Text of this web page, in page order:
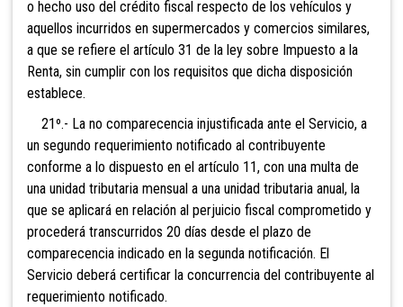
o hecho uso del crédito fiscal respecto de los vehículos y
aquellos incurridos en supermercados y comercios similares,
a que se refiere el artículo 31 de la ley sobre Impuesto a la
Renta, sin cumplir con los requisitos que dicha disposición
establece.
21º.- La no comparecencia injustificada ante el Servicio, a
un segundo requerimiento notificado al contribuyente
conforme a lo dispuesto en el artículo 11, con una multa de
una unidad tributaria mensual a una unidad tributaria anual, la
que se aplicará en relación al perjuicio fiscal comprometido y
procederá transcurridos 20 días desde el plazo de
comparecencia indicado en la segunda notificación. El
Servicio deberá certificar la concurrencia del contribuyente al
requerimiento notificado.